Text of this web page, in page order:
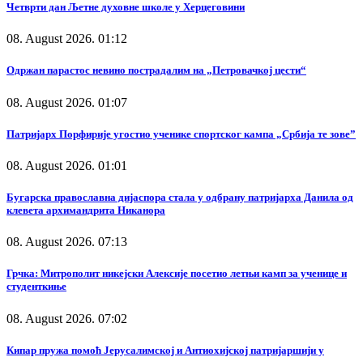
Четврти дан Љетне духовне школе у Херцеговини
08. August 2026. 01:12
Одржан парастос невино пострадалим на „Петровачкој цести“
08. August 2026. 01:07
Патријарх Порфирије угостио ученике спортског кампа „Србија те зове”
08. August 2026. 01:01
Бугарска православна дијаспора стала у одбрану патријарха Данила од
клевета архимандрита Никанора
08. August 2026. 07:13
Грчка: Митрополит никејски Алексије посетио летњи камп за ученице и
студенткиње
08. August 2026. 07:02
Кипар пружа помоћ Јерусалимској и Антиохијској патријаршији у